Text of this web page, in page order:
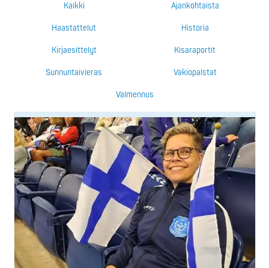
Kaikki Ajankohtaista
Haastattelut Historia
Kirjaesittelyt Kisaraportit
Sunnuntaivieras Vakiopalstat
Valmennus